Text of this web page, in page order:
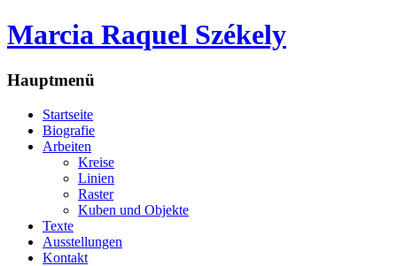
Marcia Raquel Székely
Hauptmenü
Startseite
Biografie
Arbeiten
Kreise
Linien
Raster
Kuben und Objekte
Texte
Ausstellungen
Kontakt